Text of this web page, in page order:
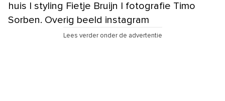
huis | styling Fietje Bruijn | fotografie Timo
Sorben. Overig beeld instagram
Lees verder onder de advertentie